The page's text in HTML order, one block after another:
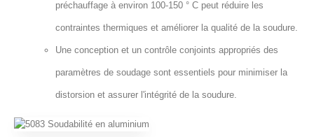
préchauffage à environ 100-150 ° C peut réduire les
contraintes thermiques et améliorer la qualité de la soudure.
Une conception et un contrôle conjoints appropriés des
paramètres de soudage sont essentiels pour minimiser la
distorsion et assurer l'intégrité de la soudure.